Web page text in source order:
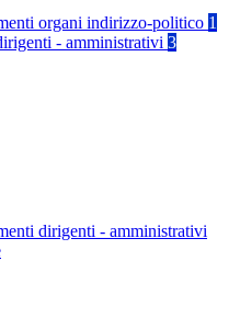
organi indirizzo-politico 1
- amministrativi 3
dirigenti - amministrativi